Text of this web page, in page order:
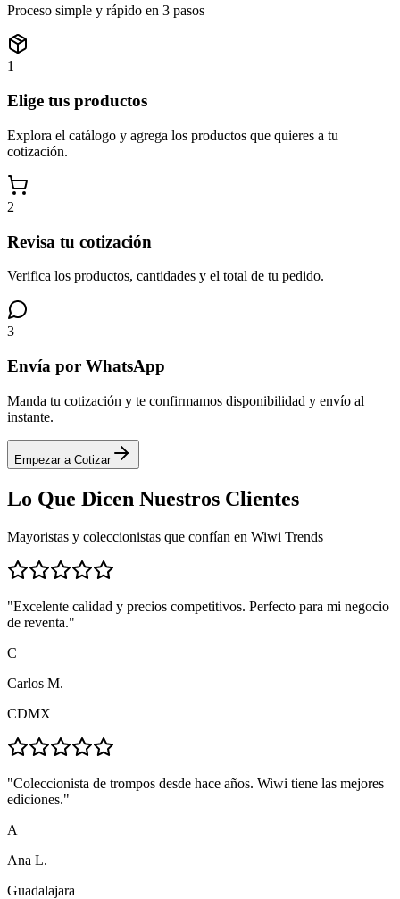
Proceso simple y rápido en 3 pasos
1
Elige tus productos
Explora el catálogo y agrega los productos que quieres a tu
cotización.
2
Revisa tu cotización
Verifica los productos, cantidades y el total de tu pedido.
3
Envía por WhatsApp
Manda tu cotización y te confirmamos disponibilidad y envío al
instante.
Empezar a Cotizar
Lo Que Dicen Nuestros Clientes
Mayoristas y coleccionistas que confían en Wiwi Trends
"Excelente calidad y precios competitivos. Perfecto para mi negocio
de reventa."
C
Carlos M.
CDMX
"Coleccionista de trompos desde hace años. Wiwi tiene las mejores
ediciones."
A
Ana L.
Guadalajara